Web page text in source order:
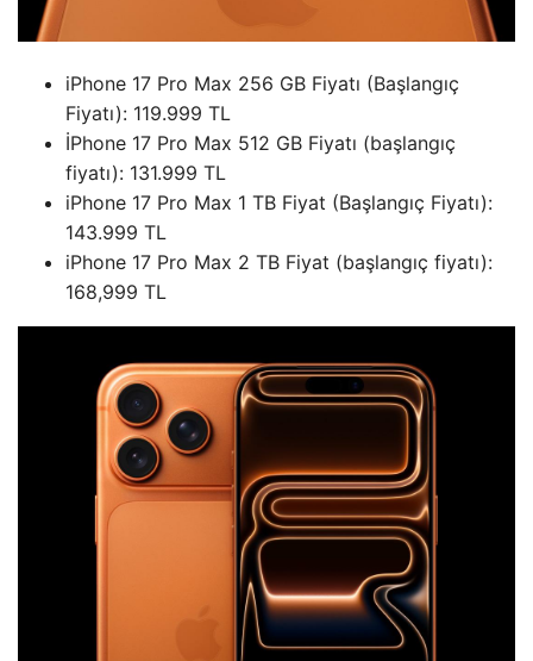
iPhone 17 Pro Max 256 GB Fiyatı (Başlangıç ​​
Fiyatı): 119.999 TL
İPhone 17 Pro Max 512 GB Fiyatı (başlangıç ​​
fiyatı): 131.999 TL
iPhone 17 Pro Max 1 TB Fiyat (Başlangıç ​​Fiyatı):
143.999 TL
iPhone 17 Pro Max 2 TB Fiyat (başlangıç ​​fiyatı):
168,999 TL